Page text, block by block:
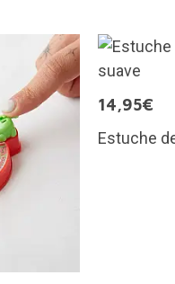
14,95€
Estuche